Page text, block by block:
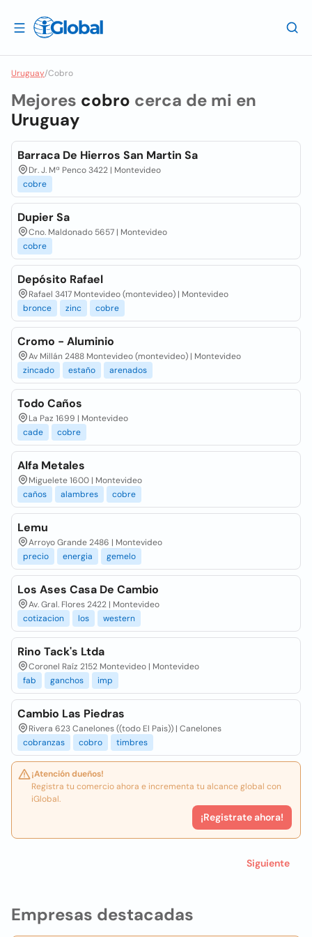
Uruguay/Cobro
Empresas destacadas
Mejores cobro cerca de mi en
Uruguay
Barraca De Hierros San Martin Sa
Dr. J. Mª Penco 3422 | Montevideo
cobre
Dupier Sa
Cno. Maldonado 5657 | Montevideo
cobre
Depósito Rafael
Rafael 3417 Montevideo (montevideo) | Montevideo
bronce
zinc cobre
Cromo - Aluminio
Av Millán 2488 Montevideo (montevideo) | Montevideo
zincado
estaño arenados
Todo Caños
La Paz 1699 | Montevideo
cade
cobre
Alfa Metales
Miguelete 1600 | Montevideo
caños
alambres cobre
Lemu
Arroyo Grande 2486 | Montevideo
precio
energia gemelo
Los Ases Casa De Cambio
Av. Gral. Flores 2422 | Montevideo
cotizacion
los western
Rino Tack's Ltda
Coronel Raíz 2152 Montevideo | Montevideo
fab
ganchos imp
Cambio Las Piedras
Rivera 623 Canelones ((todo El Pais)) | Canelones
cobranzas
cobro timbres
¡Atención dueños!
Registra tu comercio ahora e incrementa tu alcance global con
iGlobal.
¡Registrate ahora!
Siguiente